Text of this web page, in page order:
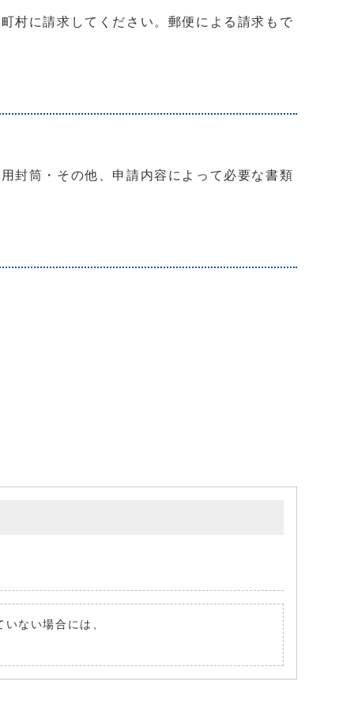
村に請求してください。郵便による請求もで
封筒・その他、申請内容によって必要な書類
ない場合には、